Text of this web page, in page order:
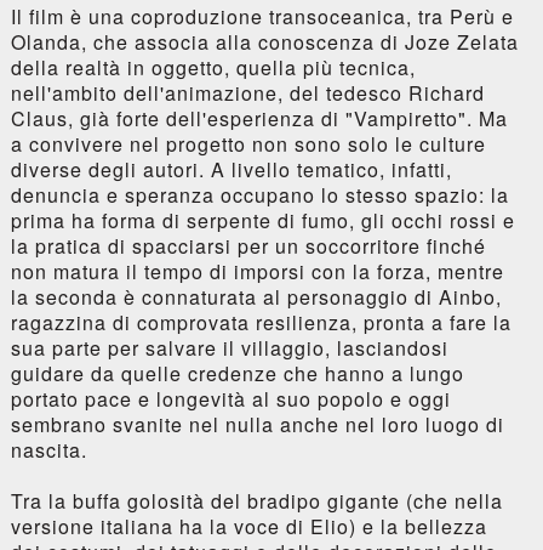
Il film è una coproduzione transoceanica, tra Perù e
Olanda, che associa alla conoscenza di Joze Zelata
della realtà in oggetto, quella più tecnica,
nell'ambito dell'animazione, del tedesco Richard
Claus, già forte dell'esperienza di "Vampiretto". Ma
a convivere nel progetto non sono solo le culture
diverse degli autori. A livello tematico, infatti,
denuncia e speranza occupano lo stesso spazio: la
prima ha forma di serpente di fumo, gli occhi rossi e
la pratica di spacciarsi per un soccorritore finché
non matura il tempo di imporsi con la forza, mentre
la seconda è connaturata al personaggio di Ainbo,
ragazzina di comprovata resilienza, pronta a fare la
sua parte per salvare il villaggio, lasciandosi
guidare da quelle credenze che hanno a lungo
portato pace e longevità al suo popolo e oggi
sembrano svanite nel nulla anche nel loro luogo di
nascita.
Tra la buffa golosità del bradipo gigante (che nella
versione italiana ha la voce di Elio) e la bellezza